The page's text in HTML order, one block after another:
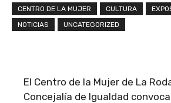
CENTRO DE LA MUJER CULTURA
NOTICIAS
UNCATEGORIZED
El Centro de la Mujer de La
Concejalía de Igualdad